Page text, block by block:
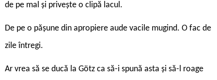
de pe mal și privește o clipă lacul.
De pe o pășune din apropiere aude vacile mugind. O fac de
zile întregi.
Ar vrea să se ducă la Götz ca să-i spună asta și să-l roage